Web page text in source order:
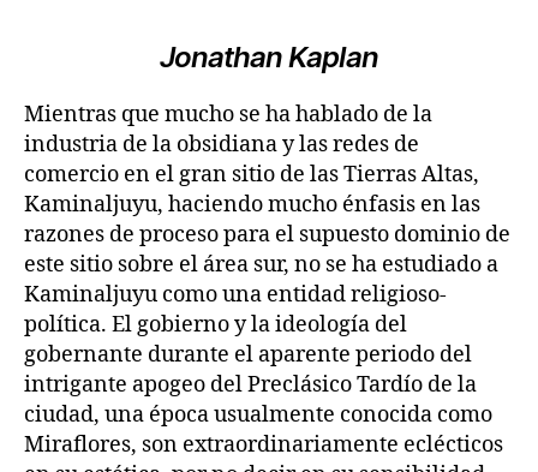
Jonathan Kaplan
Mientras que mucho se ha hablado de la
industria de la obsidiana y las redes de
comercio en el gran sitio de las Tierras Altas,
Kaminaljuyu, haciendo mucho énfasis en las
razones de proceso para el supuesto dominio de
este sitio sobre el área sur, no se ha estudiado a
Kaminaljuyu como una entidad religioso-
política. El gobierno y la ideología del
gobernante durante el aparente periodo del
intrigante apogeo del Preclásico Tardío de la
ciudad, una época usualmente conocida como
Miraflores, son extraordinariamente eclécticos